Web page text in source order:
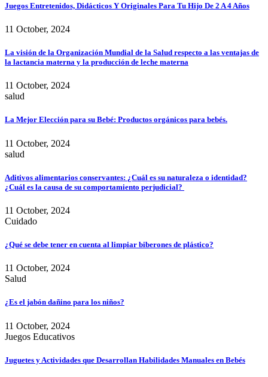
Juegos Entretenidos, Didácticos Y Originales Para Tu Hijo De 2 A 4 Años
11 October, 2024
La visión de la Organización Mundial de la Salud respecto a las ventajas de
la lactancia materna y la producción de leche materna
11 October, 2024
salud
La Mejor Elección para su Bebé: Productos orgánicos para bebés.
11 October, 2024
salud
Aditivos alimentarios conservantes: ¿Cuál es su naturaleza o identidad?
¿Cuál es la causa de su comportamiento perjudicial?
11 October, 2024
Cuidado
¿Qué se debe tener en cuenta al limpiar biberones de plástico?
11 October, 2024
Salud
¿Es el jabón dañino para los niños?
11 October, 2024
Juegos Educativos
Juguetes y Actividades que Desarrollan Habilidades Manuales en Bebés